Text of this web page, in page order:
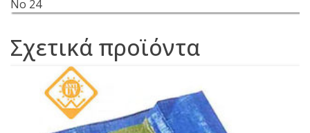
No 24
Σχετικά προϊόντα